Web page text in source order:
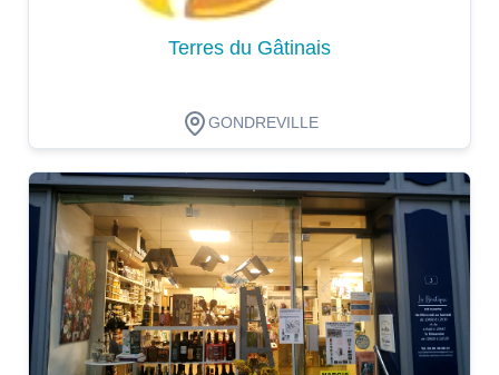
Terres du Gâtinais
GONDREVILLE
Dégustation